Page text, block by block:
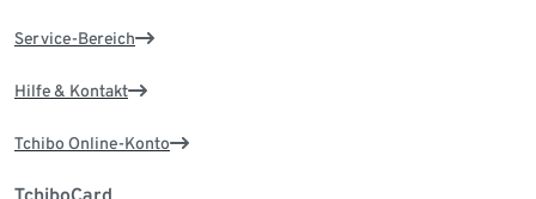
Service-Bereich
Hilfe & Kontakt
Tchibo Online-Konto
TchiboCard